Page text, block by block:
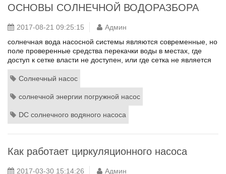
ОСНОВЫ СОЛНЕЧНОЙ ВОДОРАЗБОРА
2017-08-21 09:25:15
Админ
солнечная вода насосной системы являются современные, но
поле проверенные средства перекачки воды в местах, где
доступ к сетке власти не доступен, или где сетка не является
надежным. Эти системы используют клетки
фотоэлектрических (PV) для преобразования солнечного
света в электричество для питания DC насосы, которые могут
использоваться для перекачивания грунтовые или
Солнечный насос
солнечной энергии погружной насос
DC солнечного водяного насоса
Как работает циркуляционного насоса
2017-03-30 15:14:26
Админ